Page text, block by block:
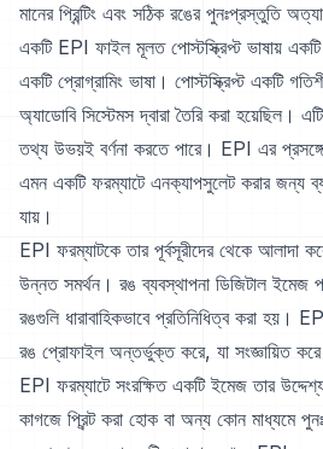
মানের প্রিন্টিং এবং সঠিক রঙের পুনঃপ্রস্তুতি
একটি EPI ফাইল মূলত পোস্টস্ক্রিপ্ট ভাষায় একটি
একটি প্রোগ্রামিং ভাষা। পোস্টস্ক্রিপ্ট একটি
অ্যাডোবি সিস্টেমস দ্বারা তৈরি করা হয়েছিল।
তথ্য উভয়ই বর্ণনা করতে পারে। EPI এর
এমন একটি ফরম্যাটে এনক্যাপসুলেট করার জন্য
যায়।
EPI ফরম্যাটকে তার পূর্বসূরীদের থেকে আলাদা
উন্নত সমর্থন। রঙ ব্যবস্থাপনা ডিজিটাল ইমেজ
রঙগুলি ধারাবাহিকভাবে প্রতিনিধিত্ব করা
রঙ প্রোফাইল অন্তর্ভুক্ত করে, যা সংজ্ঞায়িত
EPI ফরম্যাটে সংরক্ষিত একটি ইমেজ তার
কাগজে প্রিন্ট করা হোক বা অন্য কোন মাধ্যমে